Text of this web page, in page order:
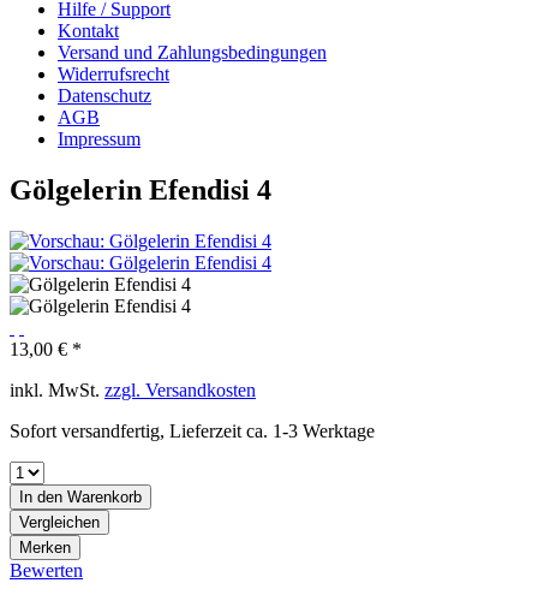
Hilfe / Support
Kontakt
Versand und Zahlungsbedingungen
Widerrufsrecht
Datenschutz
AGB
Impressum
Gölgelerin Efendisi 4
13,00 € *
inkl. MwSt. zzgl. Versandkosten
Sofort versandfertig, Lieferzeit ca. 1-3 Werktage
In den Warenkorb
Vergleichen
Merken
Bewerten